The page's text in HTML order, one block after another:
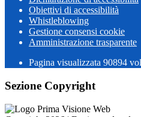
Obiettivi di accessibilità
Whistleblowing
Gestione consensi cookie
Amministrazione trasparente
Pagina visualizzata 90894
Sezione Copyright